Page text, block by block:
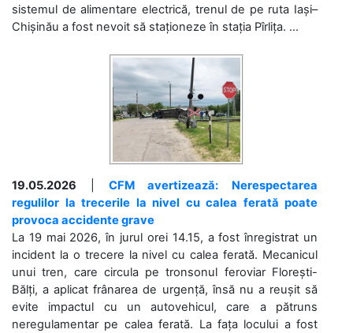
sistemul de alimentare electrică, trenul de pe ruta Iași–
Chișinău a fost nevoit să staționeze în stația Pîrlița. ...
19.05.2026
CFM avertizează: Nerespectarea
regulilor la trecerile la nivel cu calea ferată poate
provoca accidente grave
La 19 mai 2026, în jurul orei 14.15, a fost înregistrat un
incident la o trecere la nivel cu calea ferată. Mecanicul
unui tren, care circula pe tronsonul feroviar Florești-
Bălți, a aplicat frânarea de urgență, însă nu a reușit să
evite impactul cu un autovehicul, care a pătruns
neregulamentar pe calea ferată. La fața locului a fost